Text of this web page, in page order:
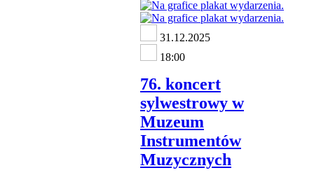
31.12.2025
18:00
76. koncert
sylwestrowy w
Muzeum
Instrumentów
Muzycznych